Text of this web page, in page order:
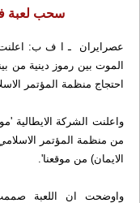
سحب لعبة
عصرایران ـ ا ف ب: اعلنت
الموت بين رموز دينية من
احتجاج منظمة المؤتمر
واعلنت الشركة الايطالية
من منظمة المؤتمر
الايمان) من موقعنا'.
واوضحت ان اللعبة